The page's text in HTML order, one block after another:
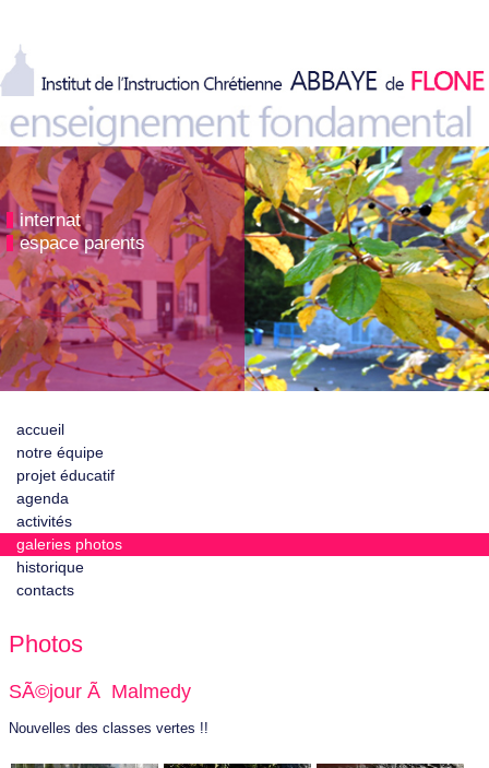
internat
espace parents
accueil
notre équipe
projet éducatif
agenda
activités
galeries photos
historique
contacts
Photos
SÃ©jour Ã Malmedy
Nouvelles des classes vertes !!